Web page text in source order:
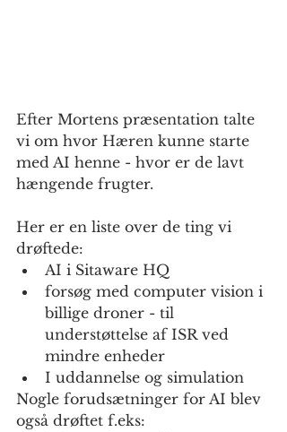
Efter Mortens præsentation talte
vi om hvor Hæren kunne starte
med AI henne - hvor er de lavt
hængende frugter.
Her er en liste over de ting vi
drøftede:
AI i Sitaware HQ
forsøg med computer vision i
billige droner - til
understøttelse af ISR ved
mindre enheder
I uddannelse og simulation
Nogle forudsætninger for AI blev
også drøftet f.eks: